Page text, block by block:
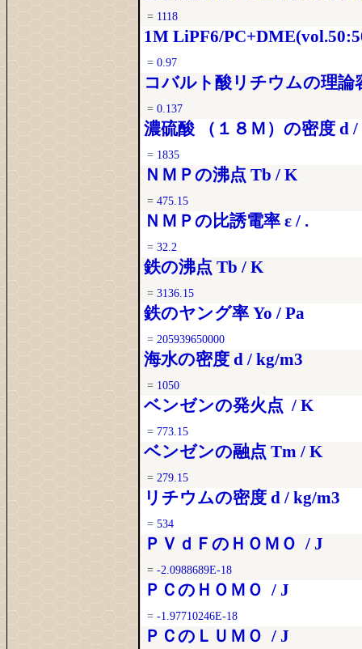
= 1118
1M LiPF6/
= 0.97
コバルト酸リチウムの理論
= 0.137
濃硫酸 （１８Ｍ）の密度 d
= 1835
ＮＭＰの沸点 Tb / K
= 475.15
ＮＭＰの比誘電率 ε / .
= 32.2
鉄の沸点 Tb / K
= 3136.15
鉄のヤング率 Yo / Pa
= 205939650000
海水の密度 d / kg/m3
= 1050
ベンゼンの発火点 / K
= 773.15
ベンゼンの融点 Tm / K
= 279.15
リチウムの密度 d / kg/m3
= 534
ＰＶｄＦのＨＯＭＯ / J
= -2.0988689E-18
ＰＣのＨＯＭＯ / J
= -1.97710246E-18
ＰＣのＬＵＭＯ / J